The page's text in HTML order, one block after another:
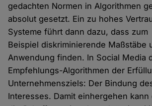
gedachten Normen in Algorithmen
absolut gesetzt. Ein zu hohes
Systeme führt dann dazu, dass zum
Beispiel diskriminierende Maßstäbe
Anwendung finden. In Social Media
Empfehlungs-Algorithmen der
Unternehmensziels: Der Bindung
Interesses. Damit einhergehen